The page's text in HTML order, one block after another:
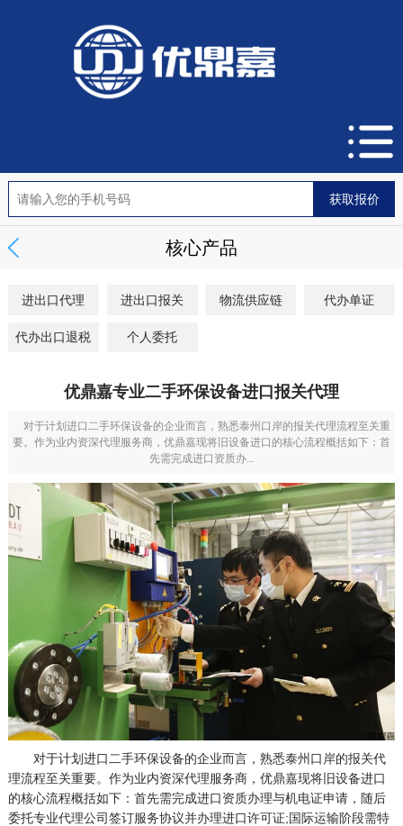
核心产品
进出口代理 进出口报关 物流供应链 代办单证
代办出口退税 个人委托
优鼎嘉专业二手环保设备进口报关代理
对于计划进口二手环保设备的企业而言，熟悉泰州口岸的报关代理流程至关重
要。作为业内资深代理服务商，优鼎嘉现将旧设备进口的核心流程概括如下：首
先需完成进口资质办...
对于计划进口二手环保设备的企业而言，熟悉泰州口岸的报关代
理流程至关重要。作为业内资深代理服务商，优鼎嘉现将旧设备进口
的核心流程概括如下：首先需完成进口资质办理与机电证申请，随后
委托专业代理公司签订服务协议并办理进口许可证;国际运输阶段需特